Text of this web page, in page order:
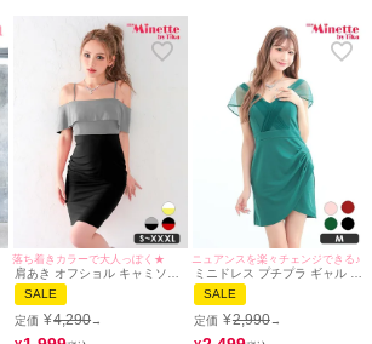
落ち着きカラーで大人っぽく★
肩あき オフショル キャミソー
ル フリル ウエスト切り替え タ
イト ミニドレス(Sサイズ～
XXLサイズ) (みのり/キャバド
レス着用) [myMinette/マイミネ
ット]
SALE
定価 ¥4,290→
ニュアンスを楽々チェンジできる♪
ミニドレス プチプラ ギャル タ
イト オフショル セクシー シア
ー 低身長 背中魅せ 緑 2way キ
ャバドレス (らな着用/Mサイズ
対応) | myMinette/マイミネッ
ト
SALE
定価 ¥2,990→